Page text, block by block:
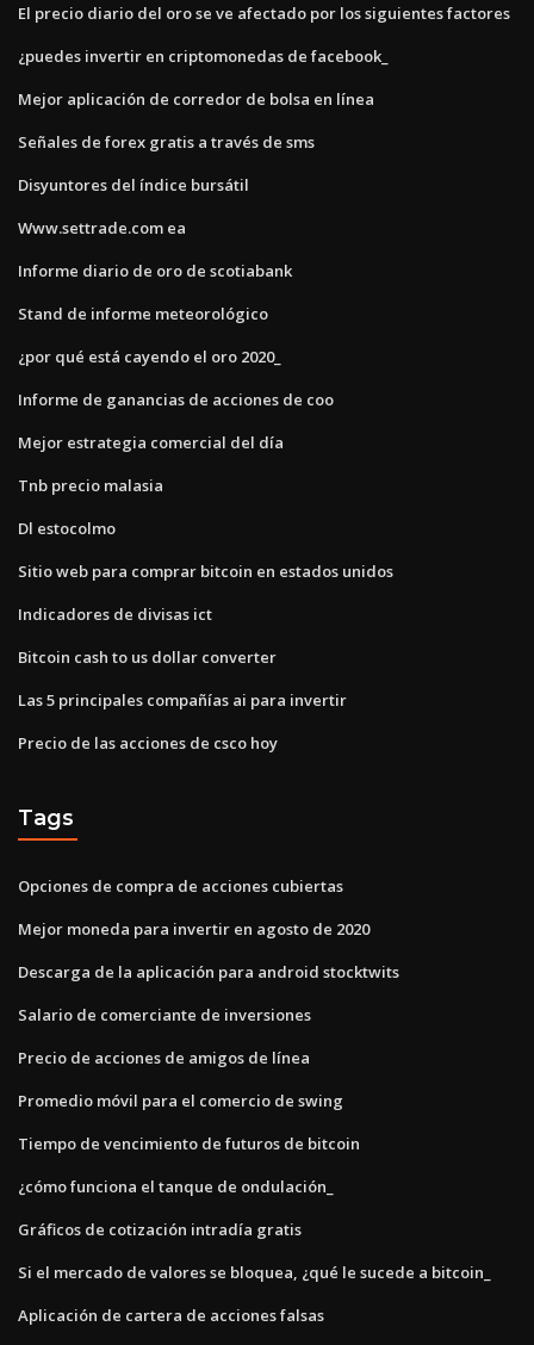
El precio diario del oro se ve afectado por los siguientes factores
¿puedes invertir en criptomonedas de facebook_
Mejor aplicación de corredor de bolsa en línea
Señales de forex gratis a través de sms
Disyuntores del índice bursátil
Www.settrade.com ea
Informe diario de oro de scotiabank
Stand de informe meteorológico
¿por qué está cayendo el oro 2020_
Informe de ganancias de acciones de coo
Mejor estrategia comercial del día
Tnb precio malasia
Dl estocolmo
Sitio web para comprar bitcoin en estados unidos
Indicadores de divisas ict
Bitcoin cash to us dollar converter
Las 5 principales compañías ai para invertir
Precio de las acciones de csco hoy
Tags
Opciones de compra de acciones cubiertas
Mejor moneda para invertir en agosto de 2020
Descarga de la aplicación para android stocktwits
Salario de comerciante de inversiones
Precio de acciones de amigos de línea
Promedio móvil para el comercio de swing
Tiempo de vencimiento de futuros de bitcoin
¿cómo funciona el tanque de ondulación_
Gráficos de cotización intradía gratis
Si el mercado de valores se bloquea, ¿qué le sucede a bitcoin_
Aplicación de cartera de acciones falsas